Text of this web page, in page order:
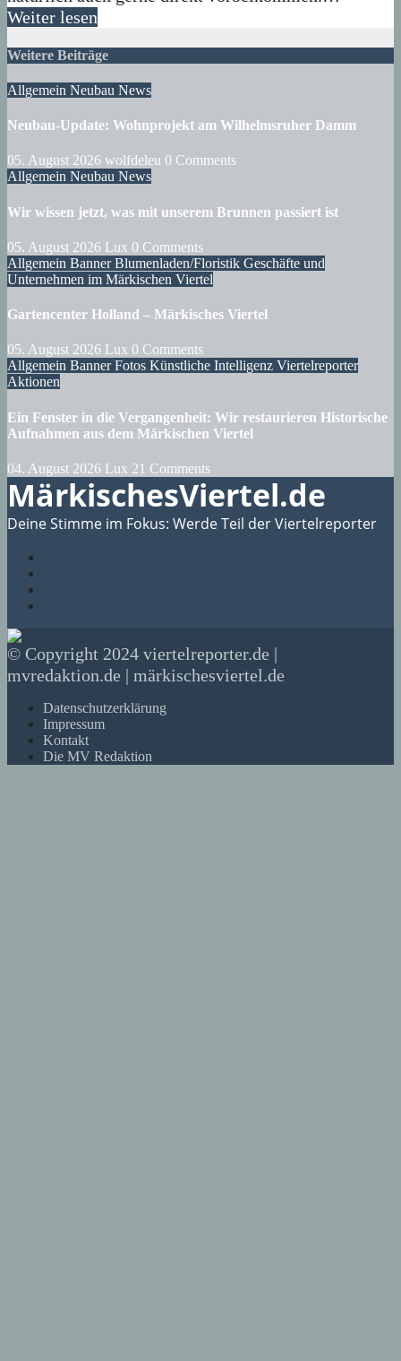
Weiter lesen
Weitere Beiträge
Allgemein Neubau News
Neubau-Update: Wohnprojekt am Wilhelmsruher Damm
05. August 2026 wolfdeleu 0 Comments
Allgemein Neubau News
Wir wissen jetzt, was mit unserem Brunnen passiert ist
05. August 2026 Lux 0 Comments
Allgemein BannerBlumenladen/Floristik Geschäfte und
Unternehmen im Märkischen Viertel
Gartencenter Holland – Märkisches Viertel
05. August 2026 Lux 0 Comments
Allgemein BannerFotos Künstliche Intelligenz Viertelreporter
Aktionen
Ein Fenster in die Vergangenheit: Wir restaurieren Historische
Aufnahmen aus dem Märkischen Viertel
04. August 2026 Lux 21 Comments
MärkischesViertel.de
Deine Stimme im Fokus: Werde Teil der Viertelreporter
© Copyright 2024 viertelreporter.de |
mvredaktion.de | märkischesviertel.de
Datenschutzerklärung
Impressum
Kontakt
Die MV Redaktion